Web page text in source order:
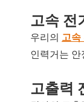
고속 전
우리의 고속
인력거는
고출력